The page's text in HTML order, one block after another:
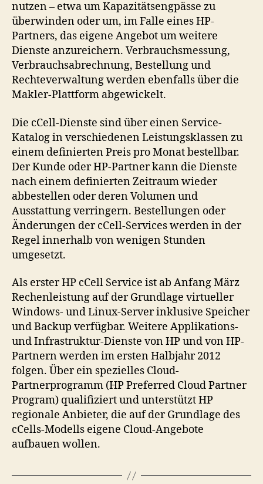
nutzen – etwa um Kapazitätsengpässe zu
überwinden oder um, im Falle eines HP-
Partners, das eigene Angebot um weitere
Dienste anzureichern. Verbrauchsmessung,
Verbrauchsabrechnung, Bestellung und
Rechteverwaltung werden ebenfalls über die
Makler-Plattform abgewickelt.
Die cCell-Dienste sind über einen Service-
Katalog in verschiedenen Leistungsklassen zu
einem definierten Preis pro Monat bestellbar.
Der Kunde oder HP-Partner kann die Dienste
nach einem definierten Zeitraum wieder
abbestellen oder deren Volumen und
Ausstattung verringern. Bestellungen oder
Änderungen der cCell-Services werden in der
Regel innerhalb von wenigen Stunden
umgesetzt.
Als erster HP cCell Service ist ab Anfang März
Rechenleistung auf der Grundlage virtueller
Windows- und Linux-Server inklusive Speicher
und Backup verfügbar. Weitere Applikations-
und Infrastruktur-Dienste von HP und von HP-
Partnern werden im ersten Halbjahr 2012
folgen. Über ein spezielles Cloud-
Partnerprogramm (HP Preferred Cloud Partner
Program) qualifiziert und unterstützt HP
regionale Anbieter, die auf der Grundlage des
cCells-Modells eigene Cloud-Angebote
aufbauen wollen.